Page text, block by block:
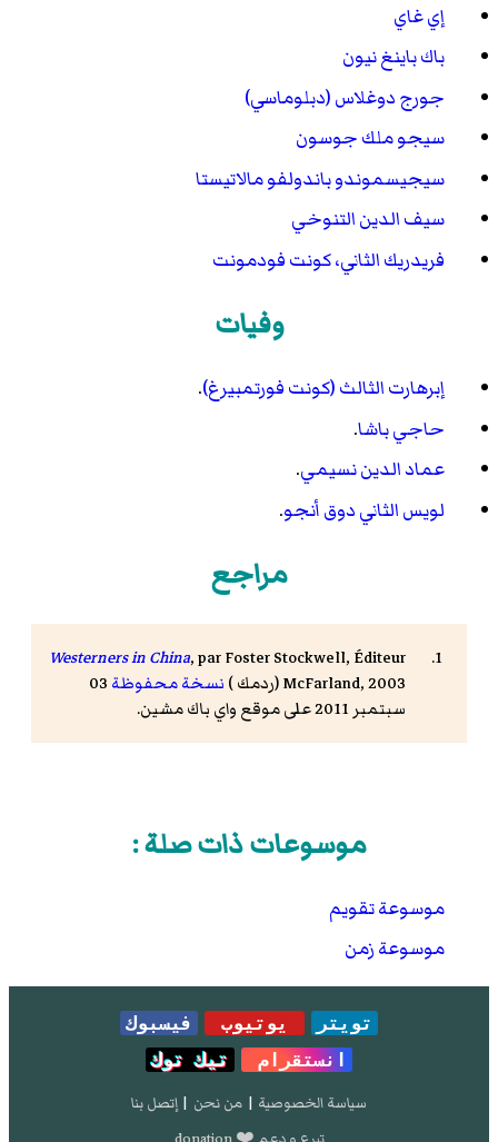
إي غاي
باك باينغ نيون
جورج دوغلاس (دبلوماسي)
سيجو ملك جوسون
سيجيسموندو باندولفو مالاتيستا
سيف الدين التنوخي
فريدريك الثاني، كونت فودمونت
وفيات
إبرهارت الثالث (كونت فورتمبيرغ).
حاجي باشا.
عماد الدين نسيمي.
لويس الثاني دوق أنجو.
مراجع
Westerners in China, parFoster Stockwell, Éditeur
McFarland, 2003 ( ردمك) نسخة محفوظة 03
سبتمبر 2011 على موقع واي باك مشين.
موسوعات ذات صلة :
موسوعة تقويم
موسوعة زمن
تويتر يوتيوب
فيسبوك
انستقرام
تيك توك
سياسة الخصوصية | من نحن | إتصل بنا